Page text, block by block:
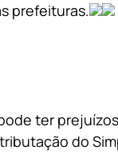
prefeituras.
ter
do